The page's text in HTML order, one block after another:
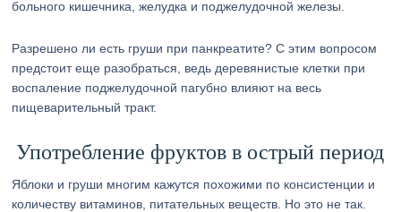
больного кишечника, желудка и поджелудочной железы.
Разрешено ли есть груши при панкреатите? С этим вопросом
предстоит еще разобраться, ведь деревянистые клетки при
воспаление поджелудочной пагубно влияют на весь
пищеварительный тракт.
Употребление фруктов в острый период
Яблоки и груши многим кажутся похожими по консистенции и
количеству витаминов, питательных веществ. Но это не так.